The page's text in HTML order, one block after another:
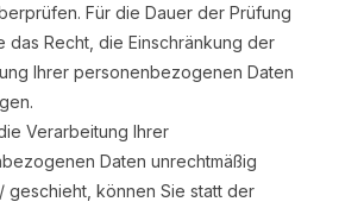
Für die Dauer der Prüfung
das Recht, die Einschränkung der
Ihrer personenbezogenen Daten
Verarbeitung Ihrer
Daten unrechtmäßig
geschieht, können Sie statt der